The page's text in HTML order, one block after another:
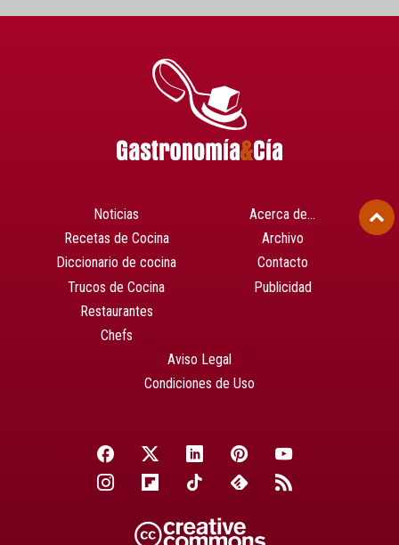
Noticias
Recetas de Cocina
Diccionario de cocina
Trucos de Cocina
Restaurantes
Chefs
Acerca de…
Archivo
Contacto
Publicidad
Aviso Legal
Condiciones de Uso